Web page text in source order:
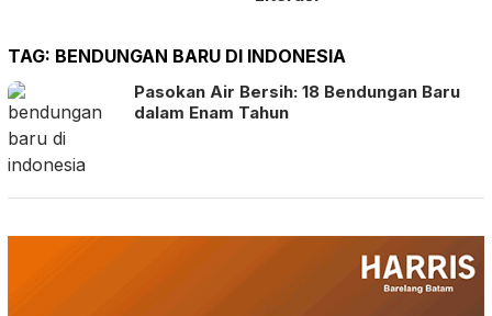
TAG: BENDUNGAN BARU DI INDONESIA
Pasokan Air Bersih: 18 Bendungan Baru
dalam Enam Tahun